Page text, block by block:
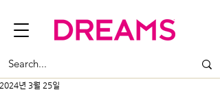
2024년 3월 25일